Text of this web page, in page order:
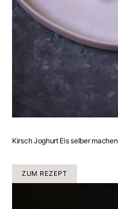
Kirsch Joghurt Eis selber machen
ZUM REZEPT